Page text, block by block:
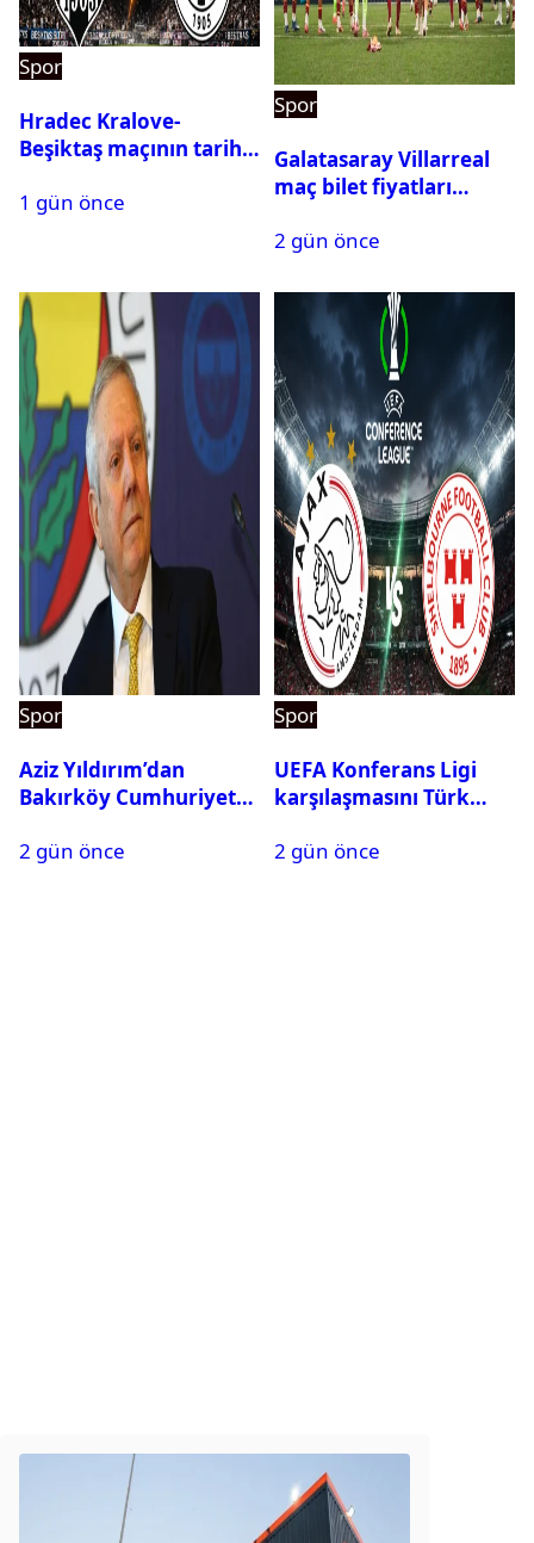
Spor
Hradec Kralove-
Beşiktaş maçının tarihi
1 gün önce
Spor
Galatasaray Villarreal
maç bilet fiyatları
2 gün önce
Spor
Aziz Yıldırım’dan
Bakırköy Cumhuriyet
duyurusu
2 gün önce
Spor
UEFA Konferans Ligi
karşılaşmasını Türk
2 gün önce